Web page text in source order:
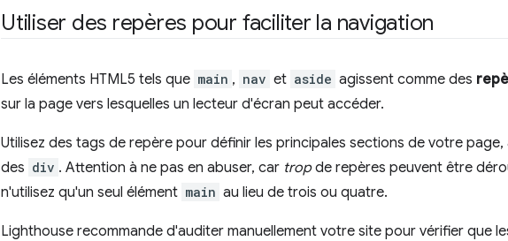
Utiliser des repères pour faciliter la navigation
Les éléments HTML5 tels que main , nav et aside agissent comme des
sur la page vers lesquelles un lecteur d'écran peut accéder.
Utilisez des tags de repère pour définir les principales sections de votre
des div . Attention à ne pas en abuser, car tropde repères peuvent être
n'utilisez qu'un seul élément main au lieu de trois ou quatre.
Lighthouse recommande d'auditer manuellement votre site pour vérifier que